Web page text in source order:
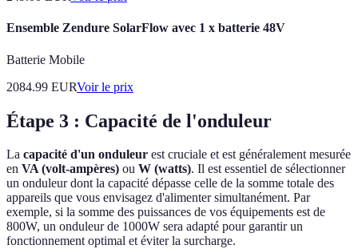
Ensemble Zendure SolarFlow avec 1 x batterie 48V
Batterie Mobile
2084.99 EURVoir le prix
Étape 3 : Capacité de l'onduleur
La capacité d'un onduleur est cruciale et est généralement mesurée
en VA (volt-ampères) ou W (watts). Il est essentiel de sélectionner
un onduleur dont la capacité dépasse celle de la somme totale des
appareils que vous envisagez d'alimenter simultanément. Par
exemple, si la somme des puissances de vos équipements est de
800W, un onduleur de 1000W sera adapté pour garantir un
fonctionnement optimal et éviter la surcharge.